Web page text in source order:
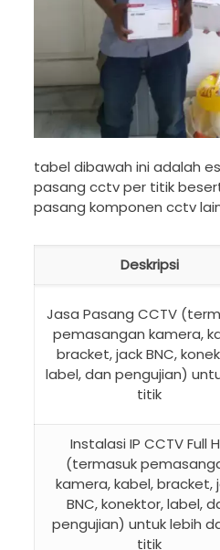
tabel dibawah ini adalah
pasang cctv per titik
pasang komponen cctv
Deskripsi
Jasa Pasang CCTV
pemasangan kamera,
bracket, jack BNC,
label, dan pengujian)
titik
Instalasi IP CCTV Full
(termasuk
kamera, kabel, bracket,
BNC, konektor, label,
pengujian) untuk lebih
titik